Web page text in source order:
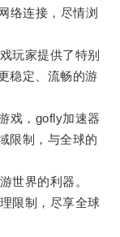
连接，尽情浏
家提供了特别
稳定、流畅的游
，gofly加速器
限制，与全球的
界的利器。
限制，尽享全球